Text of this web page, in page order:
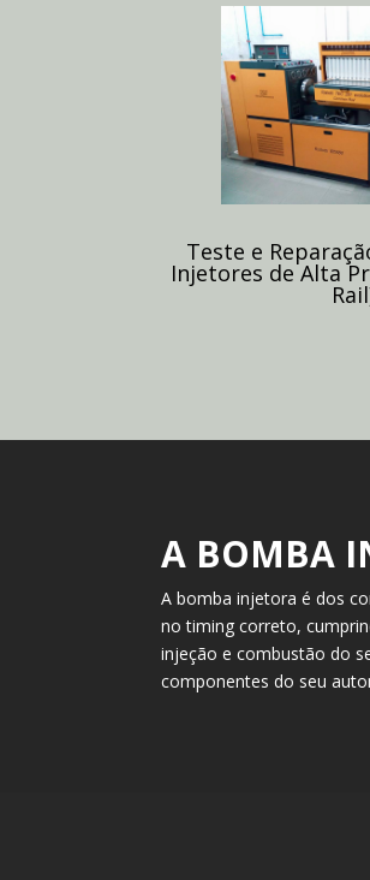
Teste e
Injetores de Alta
A BOMBA
A bomba injetora é dos
no timing correto,
injeção e combustão do
componentes do seu